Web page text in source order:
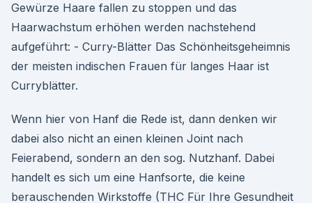
Gewürze Haare fallen zu stoppen und das
Haarwachstum erhöhen werden nachstehend
aufgeführt: - Curry-Blätter Das Schönheitsgeheimnis
der meisten indischen Frauen für langes Haar ist
Curryblätter.
Wenn hier von Hanf die Rede ist, dann denken wir
dabei also nicht an einen kleinen Joint nach
Feierabend, sondern an den sog. Nutzhanf. Dabei
handelt es sich um eine Hanfsorte, die keine
berauschenden Wirkstoffe (THC Für Ihre Gesundheit